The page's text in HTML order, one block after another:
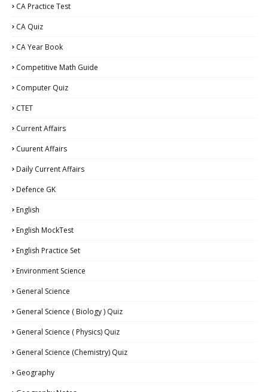
CA Practice Test
CA Quiz
CA Year Book
Competitive Math Guide
Computer Quiz
CTET
Current Affairs
Cuurent Affairs
Daily Current Affairs
Defence GK
English
English MockTest
English Practice Set
Environment Science
General Science
General Science ( Biology ) Quiz
General Science ( Physics) Quiz
General Science (Chemistry) Quiz
Geography